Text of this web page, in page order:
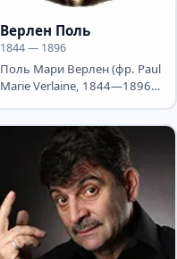
Верлен Поль
1844 — 1896
Поль Мари Верлен (фр. Paul
Marie Verlaine, 1844—1896)